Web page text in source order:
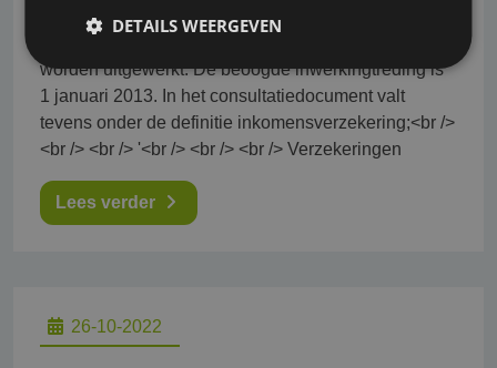
onder<br /> meer het komend verbod op provisie en
worden uitgewerkt. De beoogde inwerkingtreding is
1 januari 2013. In het consultatiedocument valt
tevens onder de definitie inkomensverzekering;<br />
<br /> <br /> '<br /> <br /> <br /> Verzekeringen
Lees verder
26-10-2022
DETAILS WEERGEVEN